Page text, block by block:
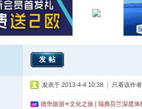
发帖
发表于 2013-4-4 10:38 只看该作者
德华旅游✳文化之旅 | 瑞典芬兰深度